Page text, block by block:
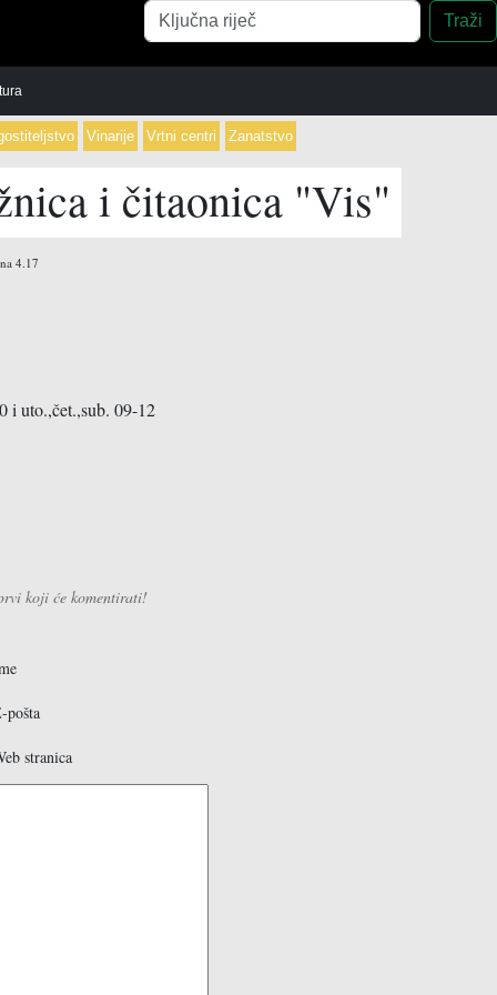
Pretraga
Traži
postaja
Otkupne stanice
Vinarije Vrtni centri Zanatstvo
i čitaonica "Vis"
4.17
i uto.,čet.,sub. 09-12
koji će komentirati!
pošta
stranica